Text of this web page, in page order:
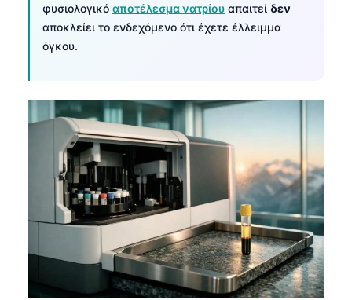
φυσιολογικό αποτέλεσμα νατρίου απαιτεί δεν
αποκλείει το ενδεχόμενο ότι έχετε έλλειμμα
όγκου.